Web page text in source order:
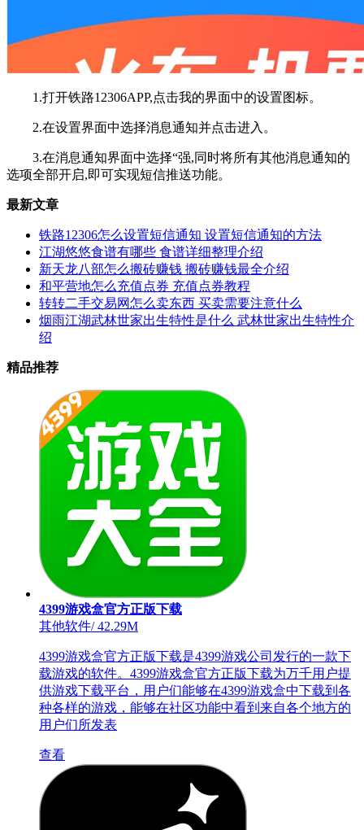
1.打开铁路12306APP,点击我的界面中的设置图标。
2.在设置界面中选择消息通知并点击进入。
3.在消息通知界面中选择“强,同时将所有其他消息通知的
选项全部开启,即可实现短信推送功能。
最新文章
铁路12306怎么设置短信通知 设置短信通知的方法
江湖悠悠食谱有哪些 食谱详细整理介绍
新天龙八部怎么搬砖赚钱 搬砖赚钱最全介绍
和平营地怎么充值点券 充值点券教程
转转二手交易网怎么卖东西 买卖需要注意什么
烟雨江湖武林世家出生特性是什么 武林世家出生特性介
绍
精品推荐
4399游戏盒官方正版下载
其他软件/42.29M
4399游戏盒官方正版下载是4399游戏公司发行的一款下
载游戏的软件。4399游戏盒官方正版下载为万千用户提
供游戏下载平台，用户们能够在4399游戏盒中下载到各
种各样的游戏，能够在社区功能中看到来自各个地方的
用户们所发表
查看